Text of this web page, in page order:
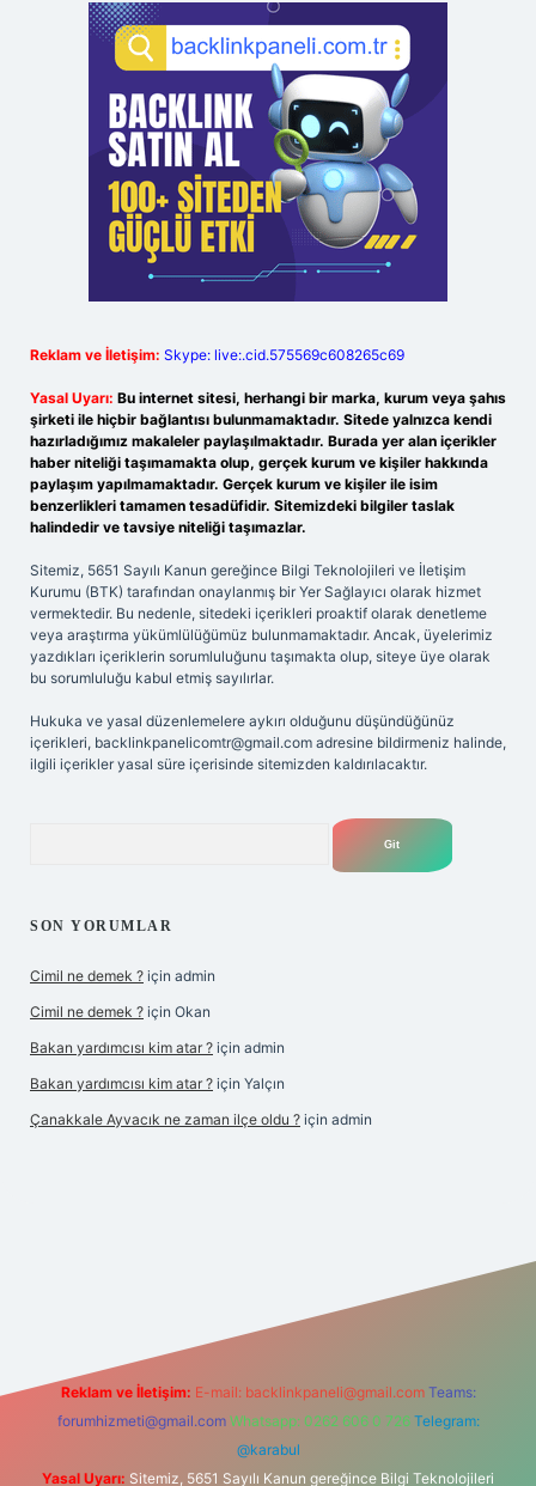
Reklam ve İletişim: Skype: live:.cid.575569c608265c69
Yasal Uyarı: Bu internet sitesi, herhangi bir marka, kurum veya şahıs
şirketi ile hiçbir bağlantısı bulunmamaktadır. Sitede yalnızca kendi
hazırladığımız makaleler paylaşılmaktadır. Burada yer alan içerikler
haber niteliği taşımamakta olup, gerçek kurum ve kişiler hakkında
paylaşım yapılmamaktadır. Gerçek kurum ve kişiler ile isim
benzerlikleri tamamen tesadüfidir. Sitemizdeki bilgiler taslak
halindedir ve tavsiye niteliği taşımazlar.
Sitemiz, 5651 Sayılı Kanun gereğince Bilgi Teknolojileri ve İletişim
Kurumu (BTK) tarafından onaylanmış bir Yer Sağlayıcı olarak hizmet
vermektedir. Bu nedenle, sitedeki içerikleri proaktif olarak denetleme
veya araştırma yükümlülüğümüz bulunmamaktadır. Ancak, üyelerimiz
yazdıkları içeriklerin sorumluluğunu taşımakta olup, siteye üye olarak
bu sorumluluğu kabul etmiş sayılırlar.
Hukuka ve yasal düzenlemelere aykırı olduğunu düşündüğünüz
içerikleri, backlinkpanelicomtr@gmail.com adresine bildirmeniz halinde,
ilgili içerikler yasal süre içerisinde sitemizden kaldırılacaktır.
SON YORUMLAR
Cimil ne demek ? için admin
Cimil ne demek ? için Okan
Bakan yardımcısı kim atar ? için admin
Bakan yardımcısı kim atar ? için Yalçın
Çanakkale Ayvacık ne zaman ilçe oldu ? için admin
Reklam ve İletişim: E-mail: backlinkpaneli@gmail.com Teams:
forumhizmeti@gmail.com Whatsapp: 0262 606 0 726 Telegram:
@karabul
Yasal Uyarı: Sitemiz, 5651 Sayılı Kanun gereğince Bilgi Teknolojileri